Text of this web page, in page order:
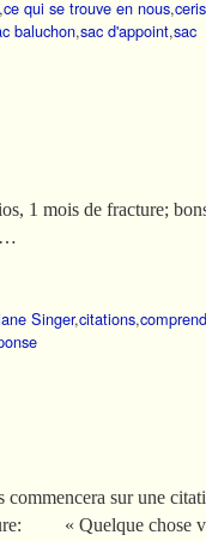
,ce qui se trouve en nous,
baluchon,sac d'appoint,sac
1 mois de fracture;
…
Singer,citations,
sur une
« Quelque chose